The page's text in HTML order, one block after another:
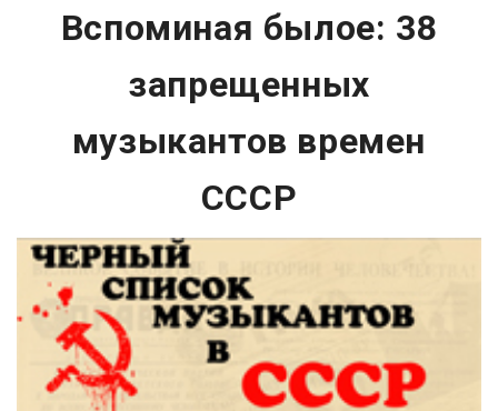
Вспоминая былое: 38
запрещенных
музыкантов времен
СССР